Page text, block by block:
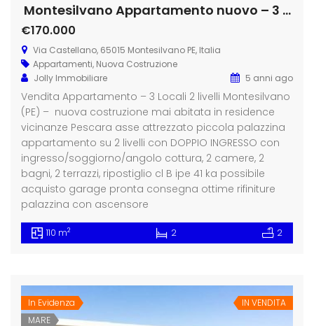
Montesilvano Appartamento nuovo – 3 Locali 2 livelli
€170.000
Via Castellano, 65015 Montesilvano PE, Italia
Appartamenti, Nuova Costruzione
Jolly Immobiliare
5 anni ago
Vendita Appartamento – 3 Locali 2 livelli Montesilvano
(PE) – nuova costruzione mai abitata in residence
vicinanze Pescara asse attrezzato piccola palazzina
appartamento su 2 livelli con DOPPIO INGRESSO con
ingresso/soggiorno/angolo cottura, 2 camere, 2
bagni, 2 terrazzi, ripostiglio cl B ipe 41 ka possibile
acquisto garage pronta consegna ottime rifiniture
palazzina con ascensore
110 m2 2 2
In Evidenza
MARE
IN VENDITA